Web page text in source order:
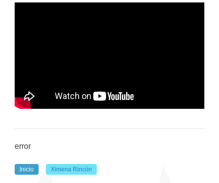
error
Inicio Ximena Rincón